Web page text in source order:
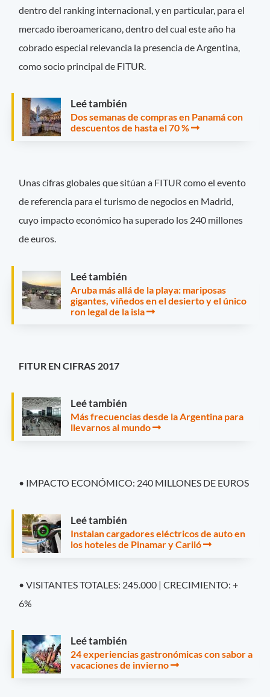
dentro del ranking internacional, y en particular, para el
mercado iberoamericano, dentro del cual este año ha
cobrado especial relevancia la presencia de Argentina,
como socio principal de FITUR.
Leé también
Dos semanas de compras en Panamá con
descuentos de hasta el 70 %
Unas cifras globales que sitúan a FITUR como el evento
de referencia para el turismo de negocios en Madrid,
cuyo impacto económico ha superado los 240 millones
de euros.
Leé también
Aruba más allá de la playa: mariposas
gigantes, viñedos en el desierto y el único
ron legal de la isla
FITUR EN CIFRAS 2017
Leé también
Más frecuencias desde la Argentina para
llevarnos al mundo
• IMPACTO ECONÓMICO: 240 MILLONES DE EUROS
Leé también
Instalan cargadores eléctricos de auto en
los hoteles de Pinamar y Cariló
• VISITANTES TOTALES: 245.000 | CRECIMIENTO: +
6%
Leé también
24 experiencias gastronómicas con sabor a
vacaciones de invierno